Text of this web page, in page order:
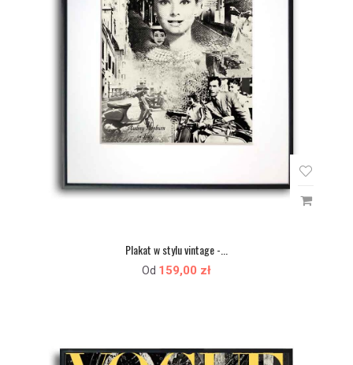
Plakat w stylu vintage -...
Od 159,00 zł